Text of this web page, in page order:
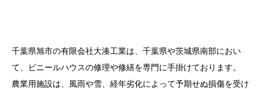
千葉県旭市の有限会社大湊工業は、千葉県や茨城県南部におい
て、ビニールハウスの修理や修繕を専門に手掛けております。
農業用施設は、風雨や雪、経年劣化によって予期せぬ損傷を受け